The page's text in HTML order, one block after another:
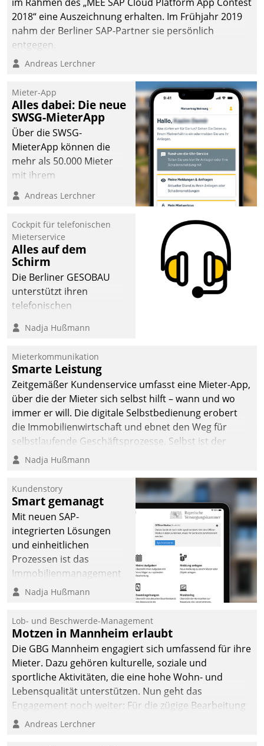
2018“ eine Auszeichnung erhalten. Im Frühjahr 2019
nahm der Berliner SAP-Partner sie persönlich
entgegen.
Andreas Lerchner
Mieter-App
Alles dabei: Die neue
SWSG-MieterApp
Über die SWSG-
MieterApp können die
mehr als 50.000 Mieter
mit ihrem
Wohnungsunternehmen
kommunizieren, auf dem
einsehen und ändern
oder
Schadensmeldungen
abgeben – rund um die
Uhr.
Andreas Lerchner
Cockpit für telefonischen
Mieterservice
Alles auf dem
Schirm
Die Berliner GESOBAU
unterstützt ihren
telefonischen
digitalen Cockpit, das
passende Fragen und
Schlagworte auswirft.
Eine intuitive
Dialogführung ermöglicht
dem externen
Serviceteam, Anrufe von
Mietenden zügiger und
effizienter zu bearbeiten.
Nadja Hußmann
Mieterkommunikation
Smarte Leistung
Zeitgemäßer Kundenservice umfasst eine Mieter-App,
über die der Mieter sich selbst hilft – wann und wo
immer er will. Die digitale Selbstbedienung erobert
die Immobilienwirtschaft und ebnet den Weg für
selbstlaufende Geschäftsprozesse. Selbst ist der
Kunde und smart der Serviceanbieter.
Nadja Hußmann
Kundenstory
Smart gemanagt
Mit neuen SAP-
integrierten Lösungen
und einheitlichen
Prozessen ist das
Immobilienmanagement
der Bayerischen
Ressort Kapitalanlage für
künftige Aufgaben und
Herausforderungen
gerüstet.
Nadja Hußmann
Lob- und Beschwerde-Management
Motzen in Mannheim erlaubt
Die GBG Mannheim engagiert sich umfassend für ihre
Mieter. Dazu gehören kulturelle, soziale und
sportliche Aktivitäten, die eine hohe Wohn- und
Lebensqualität unterstützen. Nun geht das
Engagement noch weiter: Für die zügige Bearbeitung
von Beschwerden – oder Lob – richtet das
Andreas Lerchner